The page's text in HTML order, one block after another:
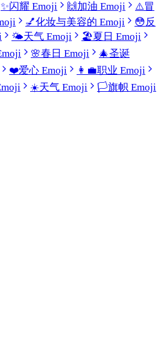
✨闪耀 Emoji 🙌 加油 Emoji ⚠️冒
💅化妆与美容的 Emoji 😳反
🌤️天气 Emoji 🏖️夏日 Emoji
🌸春日 Emoji 🎄圣诞
❤️爱心 Emoji 👩‍💼职业 Emoji
☀️天气 Emoji 🏳️旗帜 Emoji